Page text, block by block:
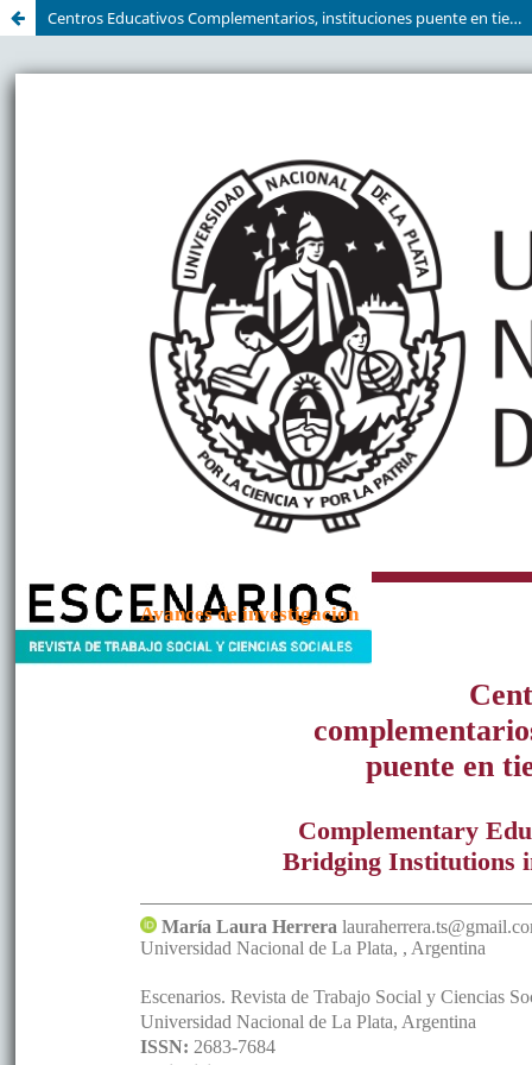
Centros Educativos Complementarios, instituciones puente en tiempos de crisis